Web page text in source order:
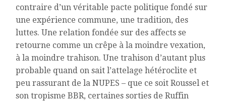
contraire d’un véritable pacte politique fondé sur
une expérience commune, une tradition, des
luttes. Une relation fondée sur des affects se
retourne comme un crêpe à la moindre vexation,
à la moindre trahison. Une trahison d’autant plus
probable quand on sait l’attelage hétéroclite et
peu rassurant de la NUPES – que ce soit Roussel et
son tropisme BBR, certaines sorties de Ruffin